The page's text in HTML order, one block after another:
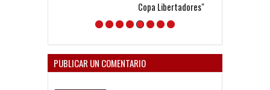
Copa Libertadores"
PUBLICAR UN COMENTARIO